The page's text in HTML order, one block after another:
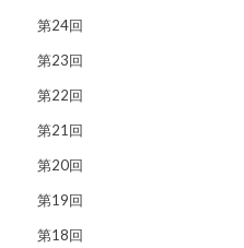
第24回
第23回
第22回
第21回
第20回
第19回
第18回